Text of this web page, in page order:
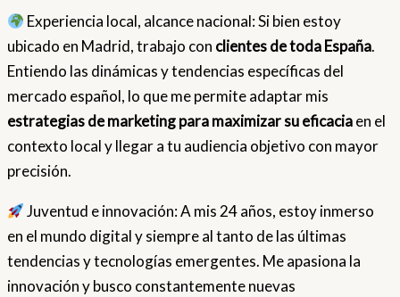
Experiencia local, alcance nacional: Si bien estoy
ubicado en Madrid, trabajo con clientes de toda España.
Entiendo las dinámicas y tendencias específicas del
mercado español, lo que me permite adaptar mis
estrategias de marketing para maximizar su eficaciaen el
contexto local y llegar a tu audiencia objetivo con mayor
precisión.
Juventud e innovación: A mis 24 años, estoy inmerso
en el mundo digital y siempre al tanto de las últimas
tendencias y tecnologías emergentes. Me apasiona la
innovación y busco constantemente nuevas